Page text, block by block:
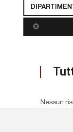
Nessun